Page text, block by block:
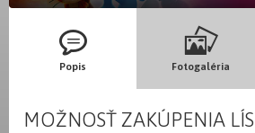
Popis Fotogaléria
MOŽNOSŤ ZAKÚPENIA